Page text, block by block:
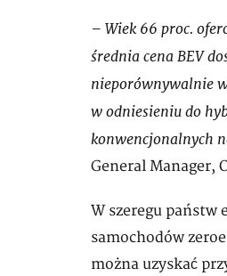
– Wiek 66 proc.
średnia cena BEV
nieporównywalnie
w odniesieniu do
konwencjonalnych
General Manager,
W szeregu państw
samochodów
można uzyskać